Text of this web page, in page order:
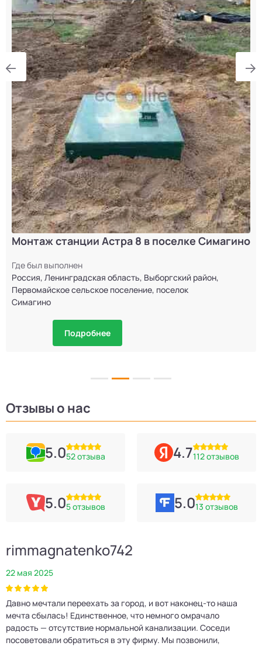
Монтаж станции Астра 8 в поселке Симагино
Где был выполнен
Россия, Ленинградская область, Выборгский район,
Первомайское сельское поселение, поселок
Симагино
Подробнее
Отзывы о нас
5.052 отзыва 4.7112 отзывов
5.05 отзывов 5.013 отзывов
rimmagnatenko742
22 мая 2025
Давно мечтали переехать за город, и вот наконец‑то наша
мечта сбылась! Единственное, что немного омрачало
радость — отсутствие нормальной канализации. Соседи
посоветовали обратиться в эту фирму. Мы позвонили,